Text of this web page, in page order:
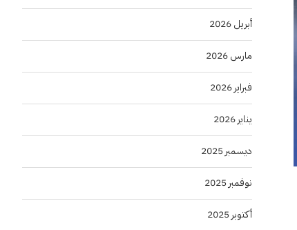
أبريل 2026
مارس 2026
فبراير 2026
يناير 2026
ديسمبر 2025
نوفمبر 2025
أكتوبر 2025